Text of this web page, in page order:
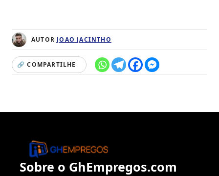
AUTOR JOAO JACINTHO
🔗 COMPARTILHE
Sobre o GhEmpregos.com